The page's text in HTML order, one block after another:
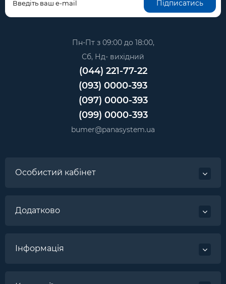
Підписатись
Пн-Пт з 09:00 до 18:00,
Сб, Нд- вихідний
(044) 221-77-22
(093) 0000-393
(097) 0000-393
(099) 0000-393
bumer@panasystem.ua
Особистий кабінет
Додатково
Інформація